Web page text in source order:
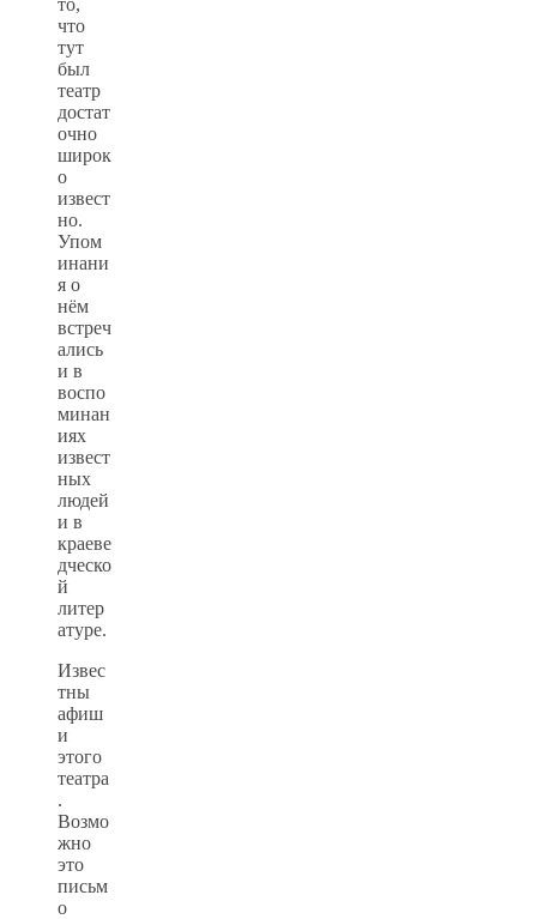
что
тут
был
театр
достат
очно
широк
о
извест
но.
Упом
инани
я о
нём
встреч
ались
и в
воспо
минан
иях
извест
ных
людей
и в
краеве
дческо
й
литер
атуре.
Извес
тны
афиш
и
этого
театра
.
Возмо
жно
это
письм
о